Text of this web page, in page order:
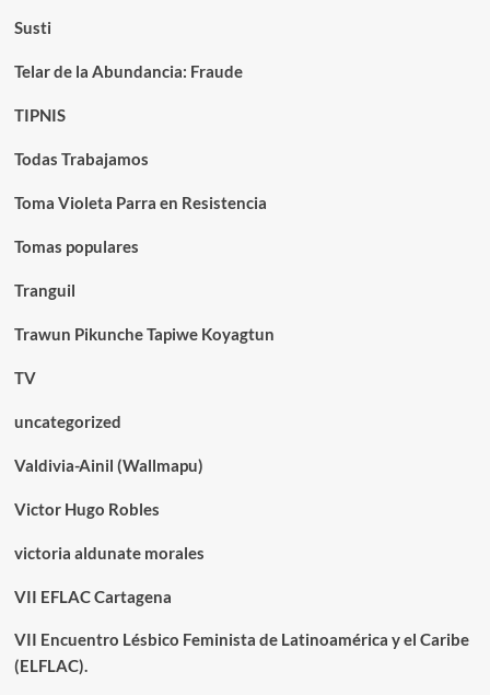
Susti
Telar de la Abundancia: Fraude
TIPNIS
Todas Trabajamos
Toma Violeta Parra en Resistencia
Tomas populares
Tranguil
Trawun Pikunche Tapiwe Koyagtun
TV
uncategorized
Valdivia-Ainil (Wallmapu)
Victor Hugo Robles
victoria aldunate morales
VII EFLAC Cartagena
VII Encuentro Lésbico Feminista de Latinoamérica y el Caribe
(ELFLAC).